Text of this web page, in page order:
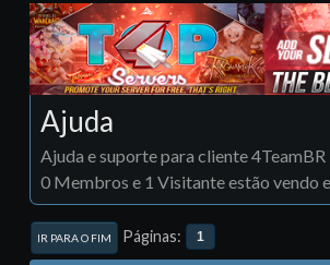
Ajuda
Ajuda e suporte para cliente 4TeamBR
0 Membros e 1 Visitante estão vendo
IR PARA O FIM Páginas 1